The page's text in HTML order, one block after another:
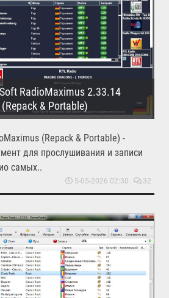
RadioMaximus 2.33.14
(Repack & Portable)
(Repack & Portable) -
для прослушивания и записи
самых..
5-05-2026 02:30 32